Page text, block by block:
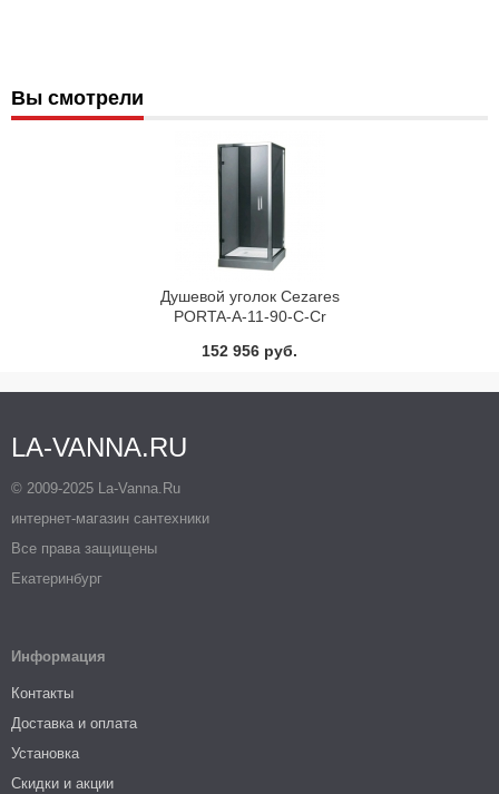
Вы смотрели
Душевой уголок Cezares
PORTA-A-11-90-C-Cr
152 956 руб.
LA-VANNA.RU
© 2009-2025 La-Vanna.Ru
интернет-магазин сантехники
Все права защищены
Екатеринбург
Информация
Контакты
Доставка и оплата
Установка
Скидки и акции